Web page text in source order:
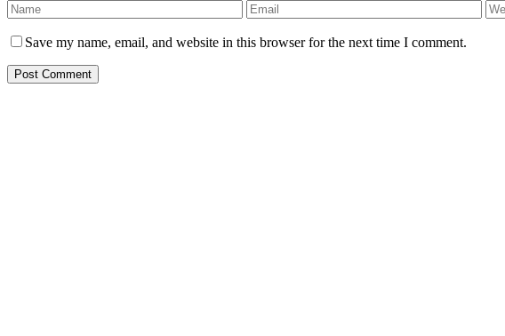
Save my name, email, and website in this browser for the next time I comment.